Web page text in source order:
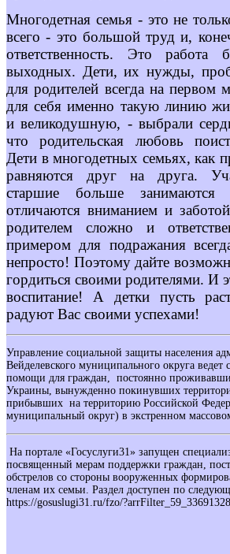
Многодетная семья - это не
всего - это большой труд и,
ответственность. Это работа
выходных. Дети, их нужды,
для родителей всегда на первом
для себя именно такую линию
и великодушную, - выбрали
что родительская любовь
Дети в многодетных семьях, как
равняются друг на друга.
старшие больше
отличаются вниманием и
родителем сложно и
примером для подражания
непросто! Поэтому дайте
гордиться своими родителями. И
воспитание! А детки пусть
радуют Вас своими успехами!
Управление социальной защиты населения
Вейделевского муниципального округа ведет
помощи для граждан, постоянно
Украины, вынужденно покинувших
прибывших на территорию Российской
муниципальный округ) в экстренном
На портале «Госуслуги31» запущен
посвященный мерам поддержки граждан,
обстрелов со стороны вооруженных
членам их семьи. Раздел доступен по
https://gosuslugi31.ru/fzo/